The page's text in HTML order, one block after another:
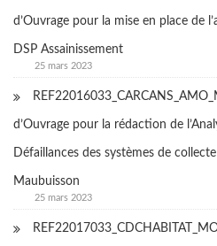
d’Ouvrage pour la mise en place de
DSP Assainissement
25 mars 2023
d’Ouvrage pour la rédaction de
Défaillances des systèmes de
Maubuisson
25 mars 2023